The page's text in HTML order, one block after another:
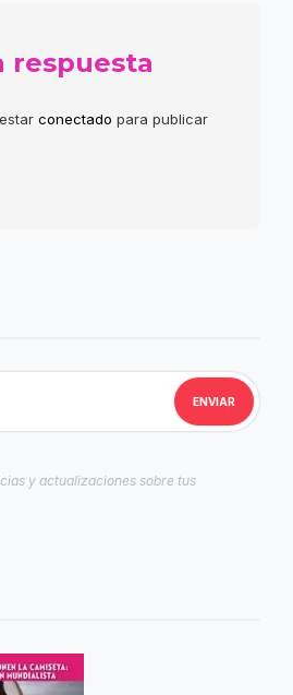
respuesta
conectado para publicar
y actualizaciones sobre tus